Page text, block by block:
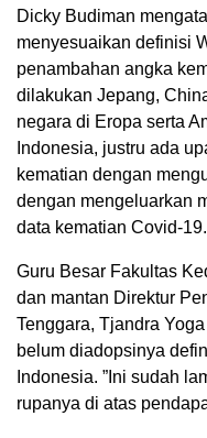
Dicky Budiman
menyesuaikan definisi
penambahan angka
dilakukan Jepang,
negara di Eropa serta
Indonesia, justru ada
kematian dengan
dengan mengeluarkan
data kematian Covid-19.
Guru Besar Fakultas
dan mantan Direktur
Tenggara, Tjandra
belum diadopsinya
Indonesia. ”Ini sudah
rupanya di atas